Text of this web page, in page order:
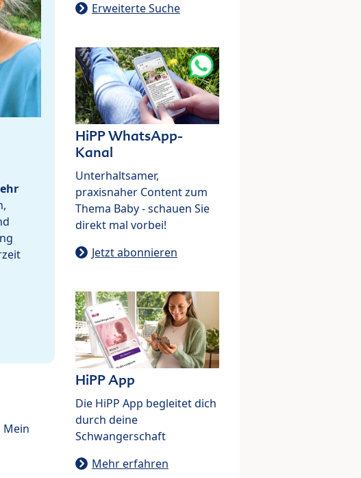
Mein
Erweiterte Suche
HiPP WhatsApp-
Kanal
Unterhaltsamer,
praxisnaher Content zum
Thema Baby - schauen Sie
direkt mal vorbei!
Jetzt abonnieren
HiPP App
Die HiPP App begleitet dich
durch deine
Schwangerschaft
Mehr erfahren